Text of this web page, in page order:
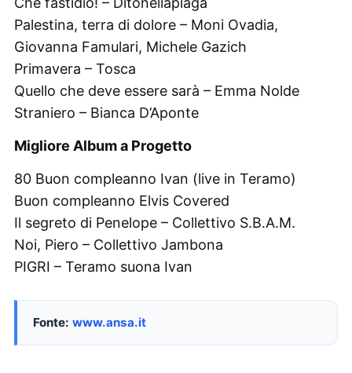
Palestina, terra di dolore – Moni Ovadia,
Giovanna Famulari, Michele Gazich
Primavera – Tosca
Quello che deve essere sarà – Emma Nolde
Straniero – Bianca D’Aponte
Migliore Album a Progetto
80 Buon compleanno Ivan (live in Teramo)
Buon compleanno Elvis Covered
Il segreto di Penelope – Collettivo S.B.A.M.
Noi, Piero – Collettivo Jambona
PIGRI – Teramo suona Ivan
Fonte: www.ansa.it